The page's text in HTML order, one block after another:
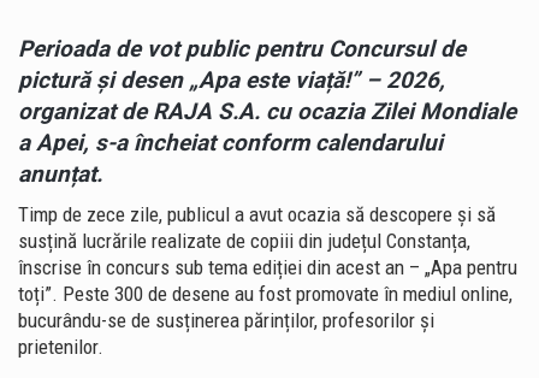
Perioada de vot public pentru Concursul de
pictură și desen „Apa este viață!” – 2026,
organizat de RAJA S.A. cu ocazia Zilei Mondiale
a Apei, s-a încheiat conform calendarului
anunțat.
Timp de zece zile, publicul a avut ocazia să descopere și să
susțină lucrările realizate de copiii din județul Constanța,
înscrise în concurs sub tema ediției din acest an – „Apa pentru
toți”. Peste 300 de desene au fost promovate în mediul online,
bucurându-se de susținerea părinților, profesorilor și
prietenilor.